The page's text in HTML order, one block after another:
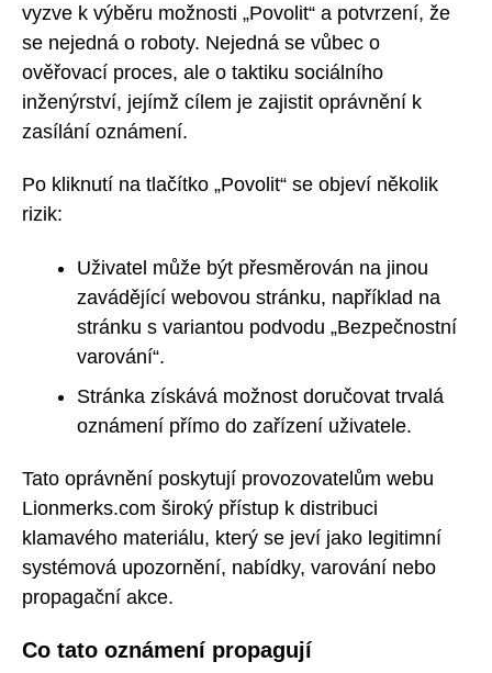
vyzve k výběru možnosti „Povolit“ a potvrzení, že
se nejedná o roboty. Nejedná se vůbec o
ověřovací proces, ale o taktiku sociálního
inženýrství, jejímž cílem je zajistit oprávnění k
zasílání oznámení.
Po kliknutí na tlačítko „Povolit“ se objeví několik
rizik:
Uživatel může být přesměrován na jinou
zavádějící webovou stránku, například na
stránku s variantou podvodu „Bezpečnostní
varování“.
Stránka získává možnost doručovat trvalá
oznámení přímo do zařízení uživatele.
Tato oprávnění poskytují provozovatelům webu
Lionmerks.com široký přístup k distribuci
klamavého materiálu, který se jeví jako legitimní
systémová upozornění, nabídky, varování nebo
propagační akce.
Co tato oznámení propagují